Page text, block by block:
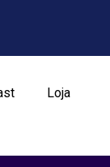
Loja